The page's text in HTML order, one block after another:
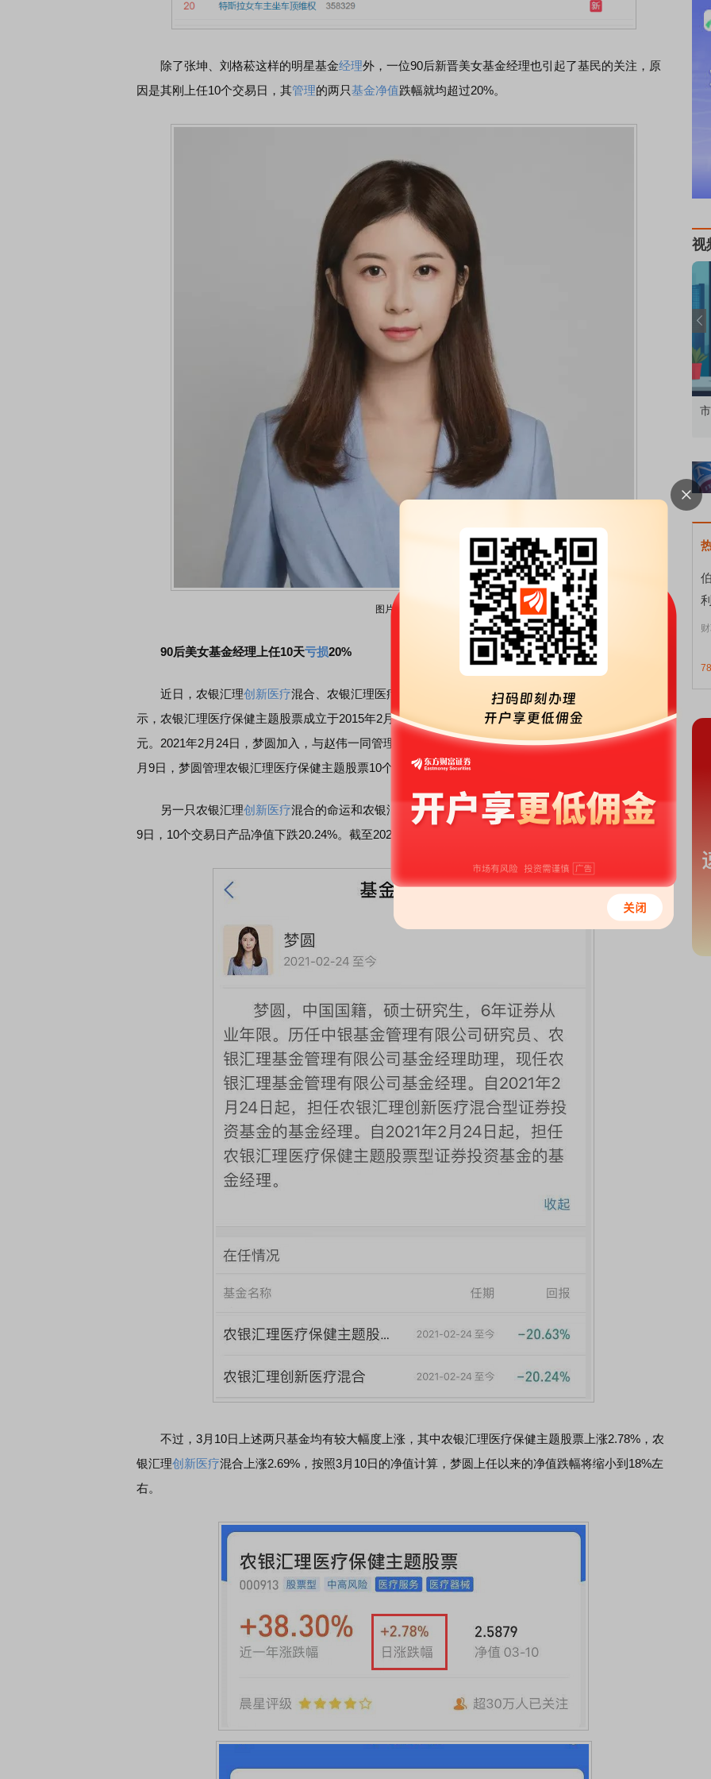
除了张坤、刘格菘这样的明星基金经理外，一位90后新晋美女基金经理也引起了基民的关注，原
因是其刚上任10个交易日，其管理的两只基金净值跌幅就均超过20%。
图片来源网络
90后美女基金经理上任10天亏损20%
近日，农银汇理创新医疗混合、农银汇理医疗保健主题
的基金经理梦圆“出圈”。公开资料显
示，农银汇理医疗保健主题股票成立于2015年2月10日，截至2020年四季度末，产品规模为31.47亿
元。2021年2月24日，梦圆加入，与赵伟一同管理该基金，3月5日，赵伟离任，梦圆独自担纲。截至3
月9日，梦圆管理农银汇理医疗保健主题股票10个交易日，期间产品净值跌幅达到20.63%。
另一只农银汇理创新医疗混合的命运和农银汇理医疗保健主题股票大体一致，2021年2月24日~3月
9日，10个交易日产品净值下跌20.24%。截至2020年四季度末，该
不过，3月10日上述两只基金均有较大幅度上涨，其中农银汇理医疗保健主题股票上涨2.78%，农
银汇理创新医疗混合上涨2.69%，按照3月10日的净值计算，梦圆上任以来的净值跌幅将缩小到18%左
右。
视
了解北交所知识 做理性投资者 市价委托那么多种，究竟怎么用？
78